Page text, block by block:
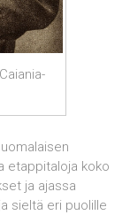
etappitaloja koko
ja ajassa
sieltä eri puolille